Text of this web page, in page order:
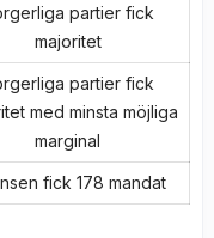
partier fick
majoritet
partier fick
med minsta möjliga
marginal
fick 178 mandat